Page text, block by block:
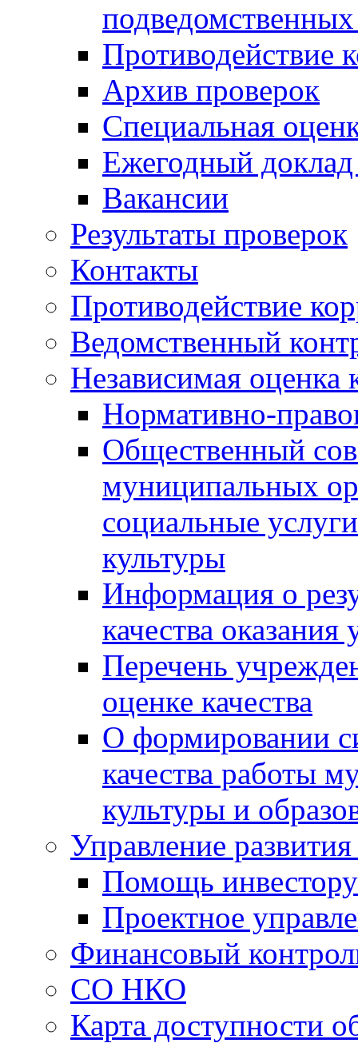
Противодействие
Архив проверок
Специальная
Ежегодный
Вакансии
Результаты проверок
Контакты
Противодействие
Ведомственный
Независимая оценка
Нормативно-
Общественный
муниципальных
социальные
культуры
Информация о
качества оказания
Перечень
оценке качества
О формировании
качества работы
культуры и
Управление
Помощь инвестору
Проектное
Финансовый
СО НКО
Карта доступности